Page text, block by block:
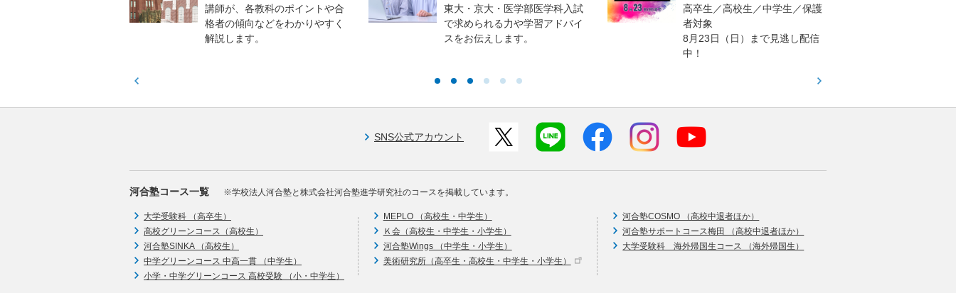
講師が、各教科のポイントや合
格者の傾向などをわかりやすく
解説します。
東大・京大・医学部医学科入試
で求められる力や学習アドバイ
スをお伝えします。
高卒生／高校生／中学生／保護
者対象
8月23日（日）まで見逃し配信
中！
SNS公式アカウント
河合塾コース一覧 ※学校法人河合塾と株式会社河合塾進学研究社のコースを掲載しています。
大学受験科 （高卒生）
高校グリーンコース（高校生）
河合塾SINKA （高校生）
中学グリーンコース 中高一貫 （中学生）
小学・中学グリーンコース 高校受験 （小・中学生）
MEPLO （高校生・中学生）
Ｋ会（高校生・中学生・小学生）
河合塾Wings （中学生・小学生）
美術研究所（高卒生・高校生・中学生・小学生）
河合塾COSMO （高校中退者ほか）
河合塾サポートコース梅田 （高校中退者ほか）
大学受験科 海外帰国生コース （海外帰国生）